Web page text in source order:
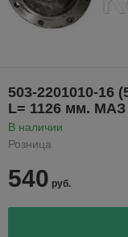
503-2201010-16
L= 1126 мм.
В наличии
Розница
540 руб.